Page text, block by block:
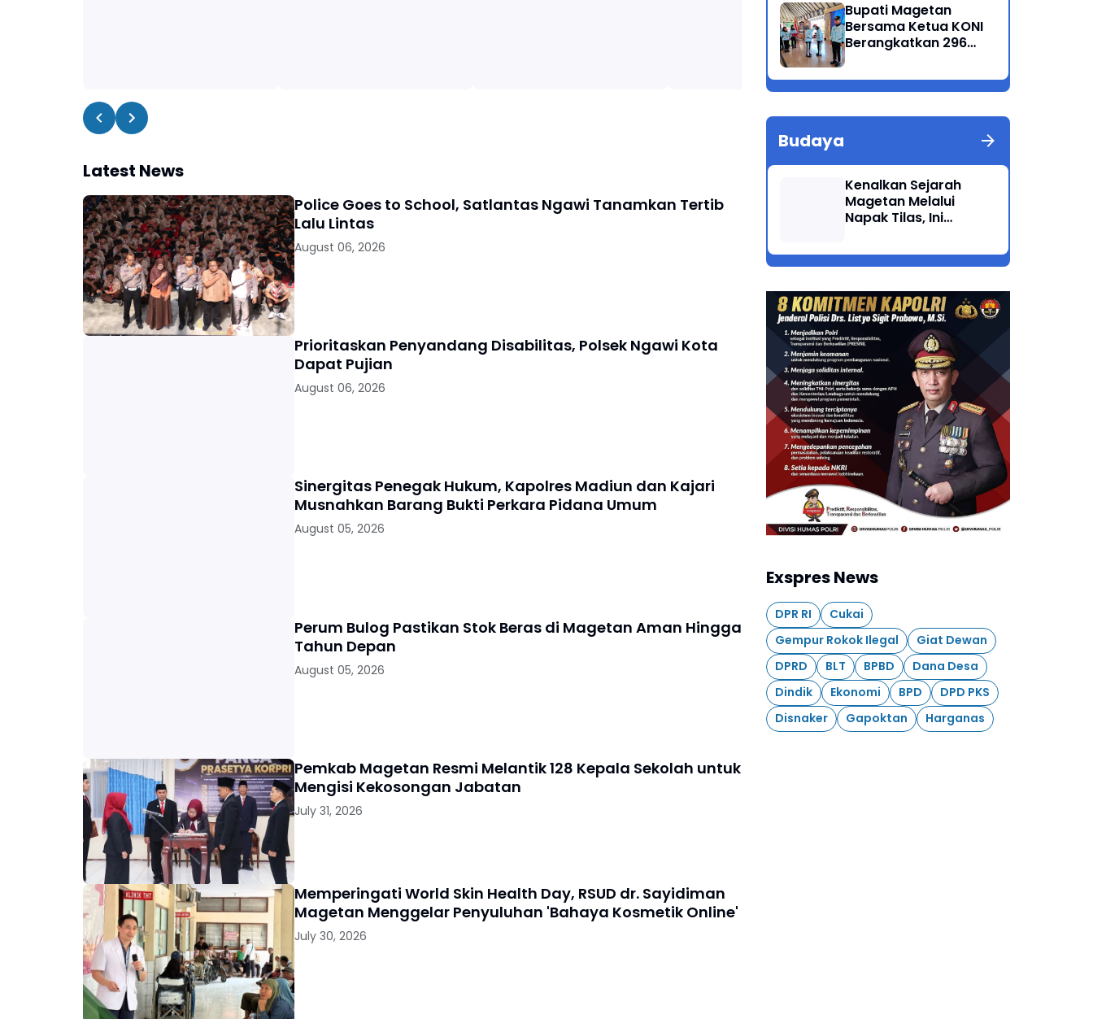
Latest News
Police Goes to School, Satlantas Ngawi Tanamkan Tertib
Lalu Lintas
August 06, 2026
Prioritaskan Penyandang Disabilitas, Polsek Ngawi Kota
Dapat Pujian
August 06, 2026
Sinergitas Penegak Hukum, Kapolres Madiun dan Kajari
Musnahkan Barang Bukti Perkara Pidana Umum
August 05, 2026
Perum Bulog Pastikan Stok Beras di Magetan Aman Hingga
Tahun Depan
August 05, 2026
Pemkab Magetan Resmi Melantik 128 Kepala Sekolah untuk
Mengisi Kekosongan Jabatan
July 31, 2026
Memperingati World Skin Health Day, RSUD dr. Sayidiman
Magetan Menggelar Penyuluhan 'Bahaya Kosmetik Online'
July 30, 2026
Bupati Magetan
Bersama Ketua KONI
Berangkatkan 296
Jatim 2025
Budaya
Kenalkan Sejarah
Magetan Melalui
Napak Tilas, Ini
Kadis Dikpora.
Exspres News
DPR RI
Cukai
Gempur Rokok Ilegal
Giat Dewan
DPRD
BLT BPBD
Dana Desa
Dindik
Ekonomi BPD
DPD PKS
Disnaker
Gapoktan Harganas